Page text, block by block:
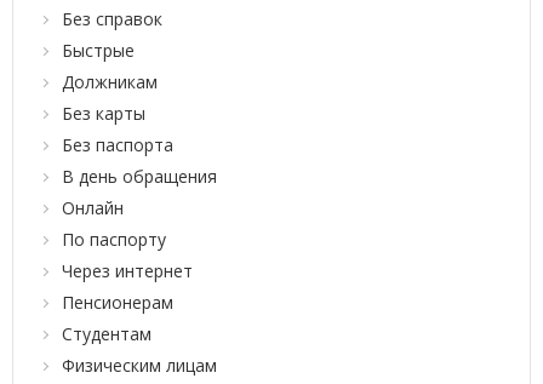
Без справок
Быстрые
Должникам
Без карты
Без паспорта
В день обращения
Онлайн
По паспорту
Через интернет
Пенсионерам
Студентам
Физическим лицам